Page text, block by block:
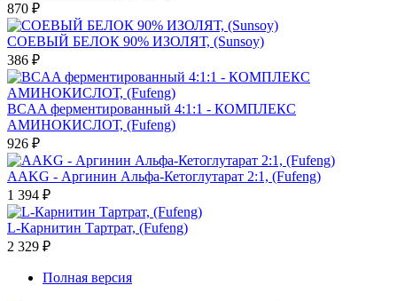
870 ₽
СОЕВЫЙ БЕЛОК 90% ИЗОЛЯТ, (Sunsoy)
386 ₽
BCAA ферментированный 4:1:1 - КОМПЛЕКС
АМИНОКИСЛОТ, (Fufeng)
926 ₽
AAKG - Аргинин Альфа-Кетоглутарат 2:1, (Fufeng)
1 394 ₽
L-Карнитин Тартрат, (Fufeng)
2 329 ₽
Полная версия